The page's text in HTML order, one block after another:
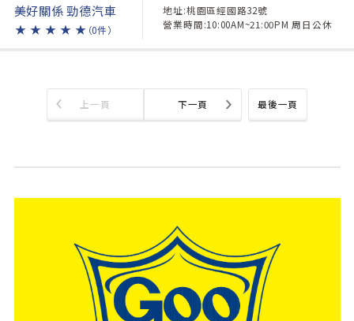
美好關係 勁德汽車
★ ★ ★ ★ ★ （0件）
地址:桃園區經國路32號
營業時間:10:00AM~21:00PM 周日公休
最後一頁
上一頁 下一頁